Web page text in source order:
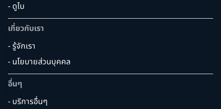
- ดูไบ
เกี่ยวกับเรา
- รู้จักเรา
- นโยบายส่วนบุคคล
อื่นๆ
- บริการอื่นๆ